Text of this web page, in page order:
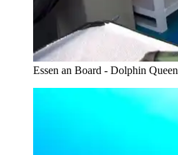
Essen an Board - Dolphin Queen